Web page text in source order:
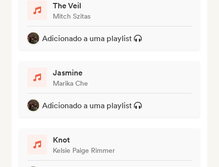
The Veil
Mitch Szitas
Adicionado a uma playlist
Jasmine
Marika Che
Adicionado a uma playlist
Knot
Kelsie Paige Rimmer